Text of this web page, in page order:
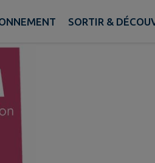
SORTIR &